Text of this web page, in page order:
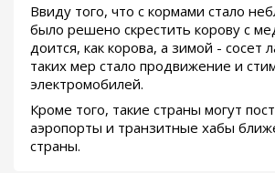
Ввиду того, что с кормами стало
было решено скрестить корову с
доится, как корова, а зимой - сосет
таких мер стало продвижение и
электромобилей.
Кроме того, такие страны могут
аэропорты и транзитные хабы
страны.